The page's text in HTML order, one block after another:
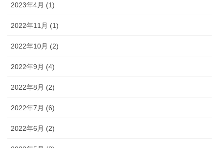
2023年4月 (1)
2022年11月 (1)
2022年10月 (2)
2022年9月 (4)
2022年8月 (2)
2022年7月 (6)
2022年6月 (2)